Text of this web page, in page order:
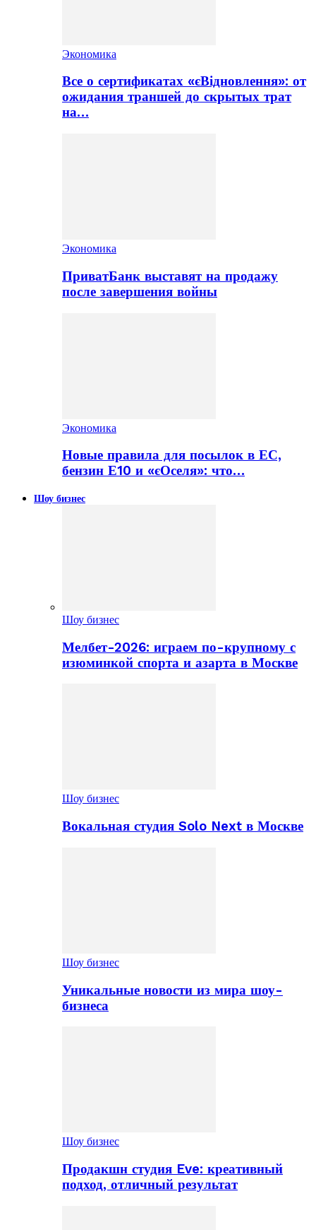
Экономика
Все о сертификатах «єВідновлення»: от
ожидания траншей до скрытых трат
на…
Экономика
ПриватБанк выставят на продажу
после завершения войны
Экономика
Новые правила для посылок в ЕС,
бензин Е10 и «єОселя»: что…
Шоу бизнес
Шоу бизнес
Мелбет-2026: играем по-крупному с
изюминкой спорта и азарта в Москве
Шоу бизнес
Вокальная студия Solo Next в Москве
Шоу бизнес
Уникальные новости из мира шоу-
бизнеса
Шоу бизнес
Продакшн студия Eve: креативный
подход, отличный результат